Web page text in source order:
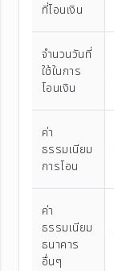
ที่โอนเงิน
จำนวนวันที่
ใช้ในการ
โอนเงิน
ค่า
ธรรมเนียม
การโอน
ค่า
ธรรมเนียม
ธนาคาร
อื่นๆ